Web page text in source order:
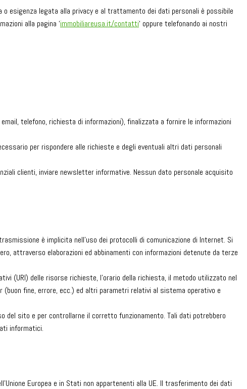
esigenza legata alla privacy e al trattamento dei dati personali è possibile
alla pagina ‘immobiliareusa.it/contatti‘ oppure telefonando ai nostri
telefono, richiesta di informazioni), finalizzata a fornire le informazioni
per rispondere alle richieste e degli eventuali altri dati personali
clienti, inviare newsletter informative. Nessun dato personale acquisito
è implicita nell’uso dei protocolli di comunicazione di Internet. Si
attraverso elaborazioni ed abbinamenti con informazioni detenute da terze
(URI) delle risorse richieste, l’orario della richiesta, il metodo utilizzato nel
fine, errore, ecc.) ed altri parametri relativi al sistema operativo e
sito e per controllarne il corretto funzionamento. Tali dati potrebbero
informatici.
Europea e in Stati non appartenenti alla UE. Il trasferimento dei dati